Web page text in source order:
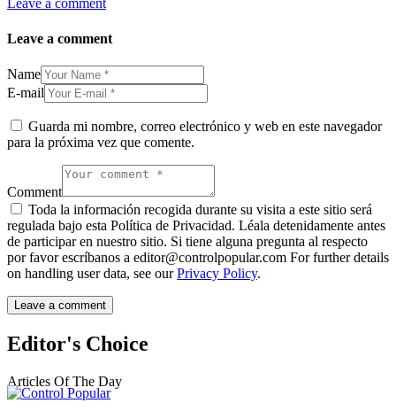
Leave a comment
Leave a comment
Name
E-mail
Guarda mi nombre, correo electrónico y web en este navegador
para la próxima vez que comente.
Comment
Toda la información recogida durante su visita a este sitio será
regulada bajo esta Política de Privacidad. Léala detenidamente antes
de participar en nuestro sitio. Si tiene alguna pregunta al respecto
por favor escríbanos a editor@controlpopular.com For further details
on handling user data, see ourPrivacy Policy.
Editor's Choice
Articles Of The Day